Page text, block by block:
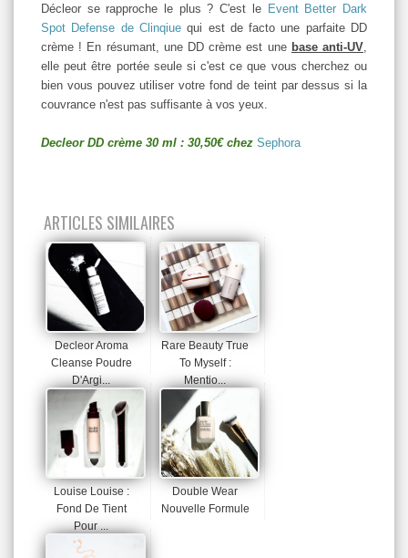
Décleor se rapproche le plus ? C'est le Event Better Dark
Spot Defense de Clinqiuequi est de facto une parfaite DD
crème ! En résumant, une DD crème est une base anti-UV
elle peut être portée seule si c'est ce que vous cherchez ou
bien vous pouvez utiliser votre fond de teint par dessus si la
couvrance n'est pas suffisante à vos yeux.
Decleor DD crème 30 ml : 30,50€ chez Sephora
ARTICLES SIMILAIRES
Decleor Aroma
Cleanse Poudre
D'Argi...
Rare Beauty True
To Myself :
Mentio...
Louise Louise :
Fond De Tient
Pour ...
Double Wear
Nouvelle Formule